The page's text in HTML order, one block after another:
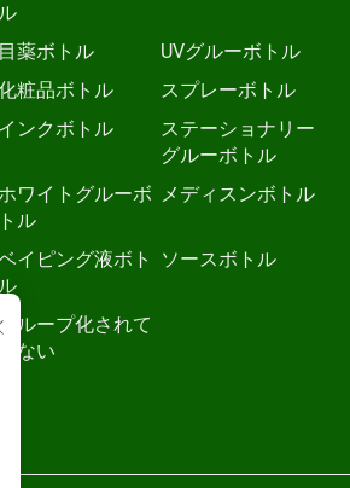
ル
目薬ボトル
UVグルーボトル
粧品ボトル
スプレーボトル
インクボトル
ステーショナリー
グルーボトル
ワイトグルーボ
トル
メディスンボトル
イピング液ボト
ル
ソースボトル
ループ化されて
いない